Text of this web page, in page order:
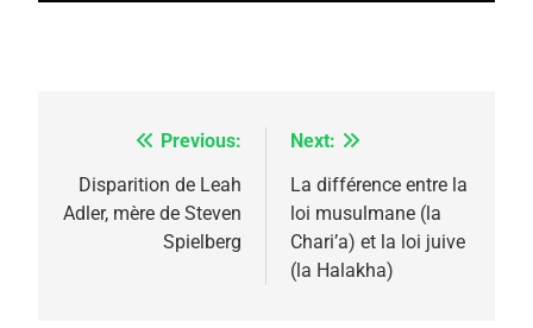
Navigation
de
l’article
Previous:
Disparition de Leah
Adler, mère de Steven
Spielberg
Next:
La différence entre la
loi musulmane (la
Chari’a) et la loi juive
(la Halakha)
FIÈRE, DIGNE ET RÉSILIENTE :
POURQUOI JE REVENDIQUE
MA JUDAÏTE par Thérèse
Zrihen-Dvir
ISRAÉL JUDAISME